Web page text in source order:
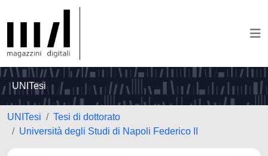
UNITesi
UNITesi
Tesi di dottorato
Università degli Studi di Napoli Federico II